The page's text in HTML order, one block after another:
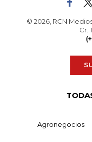
© 2026, RCN
Cr.
Agronegocios